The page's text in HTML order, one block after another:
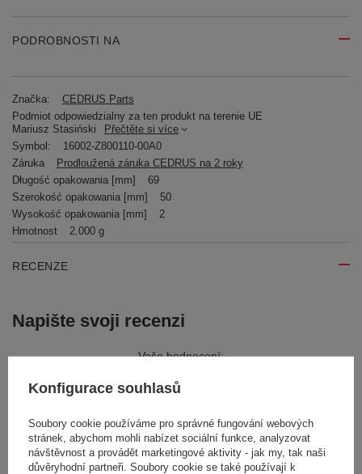
PODROBNOSTI NA
Značka:
CEDRUS Parts
Podmiot odpowiedzialny za ten produkt na terenie UE
Mariusz Stasiński
Přečtěte si více
Symbol:
16002-Z800110-00A0
Záruka
Prodloužená záruka CEDRUS na 2 roky
Długość opakowania [mm]
69
Szerokość opakowania [mm]
50
Wysokość opakowania [mm]
2
Hmotnost
2.000 g
RECENZE
Napište svoji recenzi
Vaše hodnocení:
Obsah vašeho názoru
Konfigurace souhlasů
Soubory cookie používáme pro správné fungování webových
stránek, abychom mohli nabízet sociální funkce, analyzovat
návštěvnost a provádět marketingové aktivity - jak my, tak naši
důvěryhodní partneři. Soubory cookie se také používají k